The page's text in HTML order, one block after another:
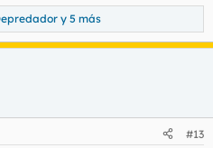
y 5 más
#13